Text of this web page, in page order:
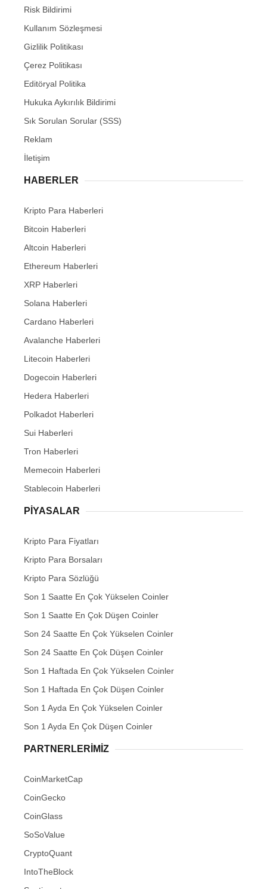
Risk Bildirimi
Kullanım Sözleşmesi
Gizlilik Politikası
Çerez Politikası
Editöryal Politika
Hukuka Aykırılık Bildirimi
Sık Sorulan Sorular (SSS)
Reklam
İletişim
HABERLER
Kripto Para Haberleri
Bitcoin Haberleri
Altcoin Haberleri
Ethereum Haberleri
XRP Haberleri
Solana Haberleri
Cardano Haberleri
Avalanche Haberleri
Litecoin Haberleri
Dogecoin Haberleri
Hedera Haberleri
Polkadot Haberleri
Sui Haberleri
Tron Haberleri
Memecoin Haberleri
Stablecoin Haberleri
PIYASALAR
Kripto Para Fiyatları
Kripto Para Borsaları
Kripto Para Sözlüğü
Son 1 Saatte En Çok Yükselen Coinler
Son 1 Saatte En Çok Düşen Coinler
Son 24 Saatte En Çok Yükselen Coinler
Son 24 Saatte En Çok Düşen Coinler
Son 1 Haftada En Çok Yükselen Coinler
Son 1 Haftada En Çok Düşen Coinler
Son 1 Ayda En Çok Yükselen Coinler
Son 1 Ayda En Çok Düşen Coinler
PARTNERLERIMIZ
CoinMarketCap
CoinGecko
CoinGlass
SoSoValue
CryptoQuant
IntoTheBlock